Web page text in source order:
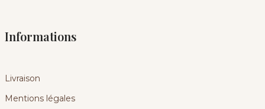
Informations
Livraison
Mentions légales